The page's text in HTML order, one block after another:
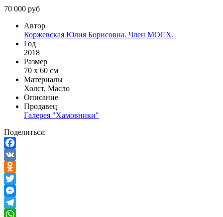
70 000 руб
Автор
Коржевская Юлия Борисовна. Член МОСХ.
Год
2018
Размер
70 х 60 см
Материалы
Холст, Масло
Описание
Продавец
Галерея "Хамовники"
Поделиться:
Facebook
VK
Odnoklassniki
Twitter
Messenger
Telegram